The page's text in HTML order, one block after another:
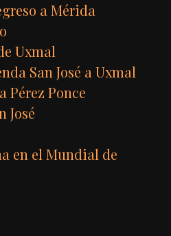
a Mérida
Uxmal
San José a Uxmal
Pérez Ponce
José
en el Mundial de